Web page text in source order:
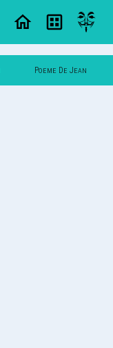
Poeme De Jean